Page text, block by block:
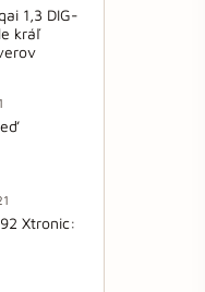
1,3 DIG-
kráľ
Xtronic: